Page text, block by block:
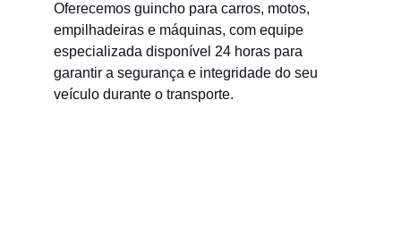
Oferecemos guincho para carros, motos,
empilhadeiras e máquinas, com equipe
especializada disponível 24 horas para
garantir a segurança e integridade do seu
veículo durante o transporte.